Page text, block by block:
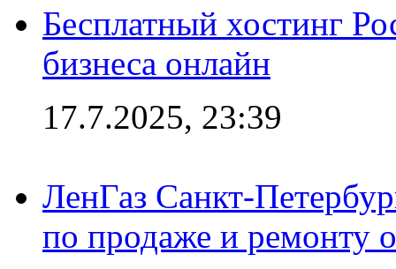
Бесплатный хостинг
бизнеса онлайн
17.7.2025, 23:39
ЛенГаз Санкт-
по продаже и ремонту